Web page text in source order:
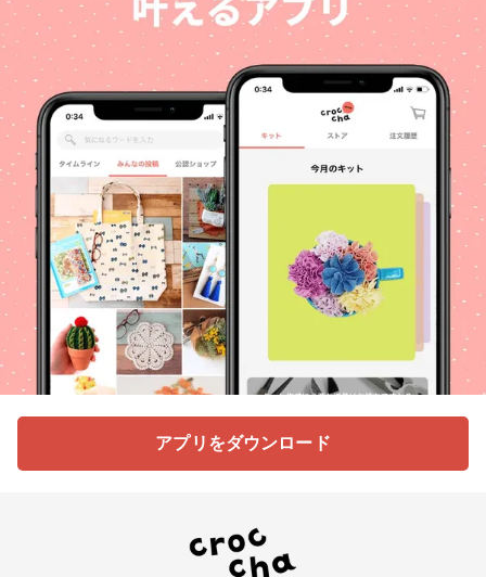
アプリをダウンロード